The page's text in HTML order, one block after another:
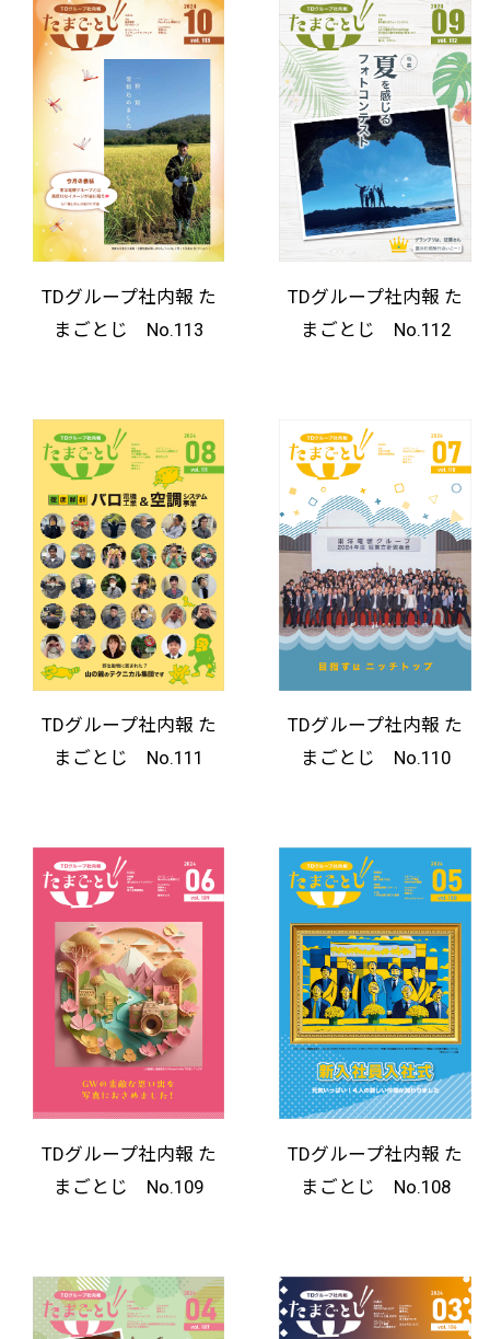
TDグループ社内報 た
まごとじ No.113
TDグループ社内報 た
まごとじ No.112
TDグループ社内報 た
まごとじ No.111
TDグループ社内報 た
まごとじ No.110
TDグループ社内報 た
まごとじ No.109
TDグループ社内報 た
まごとじ No.108